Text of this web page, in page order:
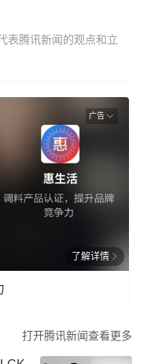
表腾讯新闻的观点和立
广告
了解详情
打开腾讯新闻查看更多